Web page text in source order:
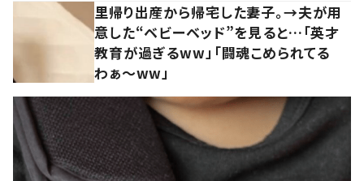
里帰り出産から帰宅した妻子。→夫が用
意した“ベビーベッド”を見ると…「英才
教育が過ぎるww」「闘魂こめられてる
わぁ～ww」